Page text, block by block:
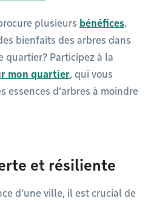
plusieurs bénéfices.
bienfaits des arbres dans
quartier? Participez à la
mon quartier, qui vous
essences d’arbres à moindre
et résiliente
d’une ville, il est crucial de